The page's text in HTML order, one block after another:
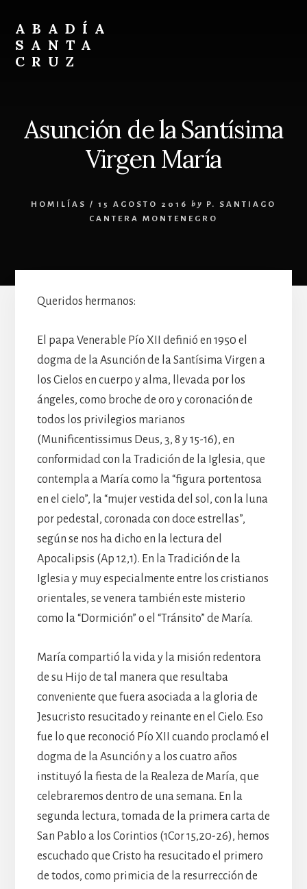
content
footer
ABADÍA
SANTA
CRUZ
Asunción de la Santísima
Virgen María
HOMILÍAS / 15 AGOSTO 2016 by
P. SANTIAGO
CANTERA MONTENEGRO
Queridos hermanos:
El papa Venerable Pío XII definió en 1950 el
dogma de la Asunción de la Santísima Virgen a
los Cielos en cuerpo y alma, llevada por los
ángeles, como broche de oro y coronación de
todos los privilegios marianos
(Munificentissimus Deus, 3, 8 y 15-16), en
conformidad con la Tradición de la Iglesia, que
contempla a María como la “figura portentosa
en el cielo”, la “mujer vestida del sol, con la luna
por pedestal, coronada con doce estrellas”,
según se nos ha dicho en la lectura del
Apocalipsis (Ap 12,1). En la Tradición de la
Iglesia y muy especialmente entre los cristianos
orientales, se venera también este misterio
como la “Dormición” o el “Tránsito” de María.
María compartió la vida y la misión redentora
de su Hijo de tal manera que resultaba
conveniente que fuera asociada a la gloria de
Jesucristo resucitado y reinante en el Cielo. Eso
fue lo que reconoció Pío XII cuando proclamó el
dogma de la Asunción y a los cuatro años
instituyó la fiesta de la Realeza de María, que
celebraremos dentro de una semana. En la
segunda lectura, tomada de la primera carta de
San Pablo a los Corintios (1Cor 15,20-26), hemos
escuchado que Cristo ha resucitado el primero
de todos, como primicia de la resurrección de